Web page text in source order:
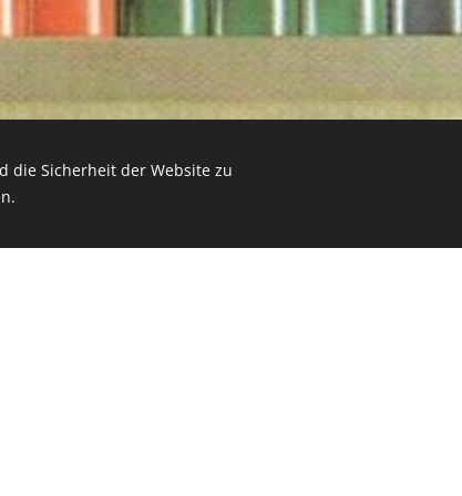
die Sicherheit der Website zu